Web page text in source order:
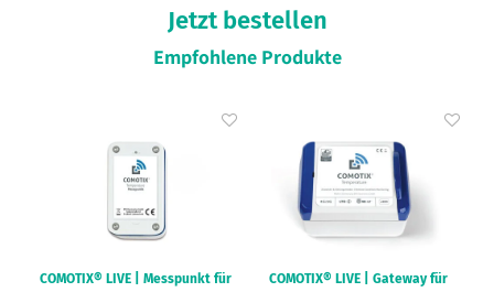
Jetzt bestellen
Empfohlene Produkte
COMOTIX® LIVE | Messpunkt für
COMOTIX® LIVE | Gateway für